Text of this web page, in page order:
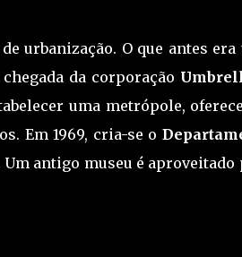
urbanização. O que antes era
da corporação
uma metrópole,
Em 1969, cria-se o
Um antigo museu é aproveitado